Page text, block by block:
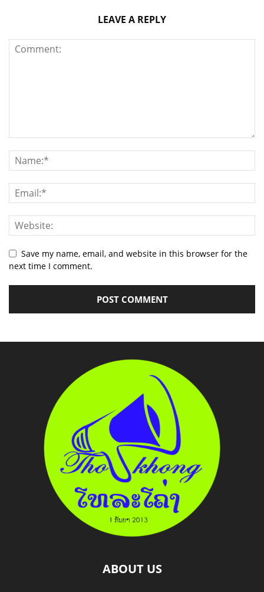
LEAVE A REPLY
Save my name, email, and website in this browser for the
next time I comment.
ABOUT US